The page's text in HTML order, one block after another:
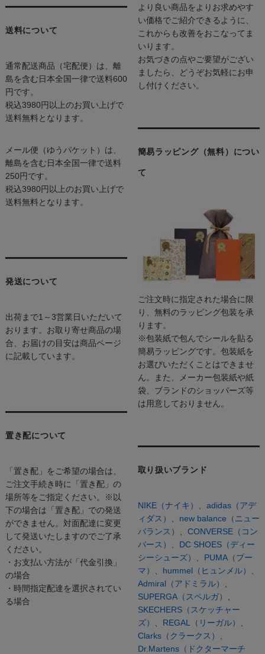
送料について
通常配送商品（宅配便）は、離
島を含む日本全国一律で送料600
円です。
税込3980円以上のお買い上げで
送料無料となります。
メール便（ゆうパケット）は、
離島を含む日本全国一律で送料
250円です。
税込3980円以上のお買い上げで
送料無料となります。
発送について
出荷まで1～3営業日いただいて
おります。お取り寄せ商品の場
合、お届けの目安は商品ページ
に記載しています。
置き配について
「置き配」をご希望の場合は、
ご注文手続き時に「置き配」の
場所等をご指定ください。※以
下の場合は「置き配」での発送
ができません。対面配達に変更
して発送いたしますのでご了承
ください。
・お支払い方法が「代金引換」
の場合
・時間指定配達を選択されてい
る場合
より良い商品をよりお求めやす
い価格でご紹介できるように、
これからも改善をおこなってま
いります。
お気づきの点やご要望がござい
ましたら、どうぞお気軽にお申
し付けください。
簡易ラッピング（無料）につい
て
ご注文時に指定された場合に限
り、無料のラッピング包装を承
ります。
※包装紙で包んでシールを貼る
簡易ラッピングです。包装紙を
お選びいただくことはできませ
ん。また、メーカー包装紙や紙
袋、ブランドのショッパーズ等
は用意しておりません。
取り扱いブランド
NIKE（ナイキ）
adidas（アデ
ィダス）
new balance（ニュー
バランス）
CONVERSE（コン
バース）、 DC SHOES（ディー
シーシューズ）、 PUMA（プー
マ）、 hummel（ヒュンメル）、
Admiral（アドミラル）
SUPERGA（スペルガ）
SKECHERS（スケッチャー
ズ）
REGAL（リーガル）
Clarks（クラークス）、
Dr.Martens（ドクターマーチ